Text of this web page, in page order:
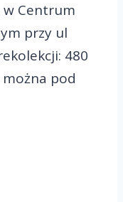
w Centrum
przy ul
480
można pod